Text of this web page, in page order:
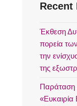
Recent
Έκθεση
πορεία
την
της
Παράταση